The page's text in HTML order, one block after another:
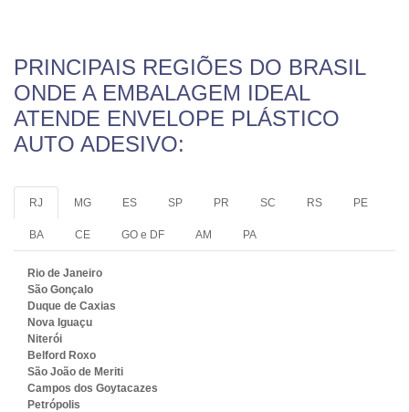
PRINCIPAIS REGIÕES DO BRASIL
ONDE A EMBALAGEM IDEAL
ATENDE ENVELOPE PLÁSTICO
AUTO ADESIVO:
RJ MG ES SP PR SC RS PE
BA CE GO e DF AM PA
Rio de Janeiro
São Gonçalo
Duque de Caxias
Nova Iguaçu
Niterói
Belford Roxo
São João de Meriti
Campos dos Goytacazes
Petrópolis